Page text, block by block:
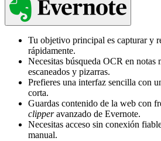
Tu objetivo principal es capturar y
rápidamente.
Necesitas búsqueda OCR en notas
escaneados y pizarras.
Prefieres una interfaz sencilla con
corta.
Guardas contenido de la web con
clipperavanzado de Evernote.
Necesitas acceso sin conexión
manual.